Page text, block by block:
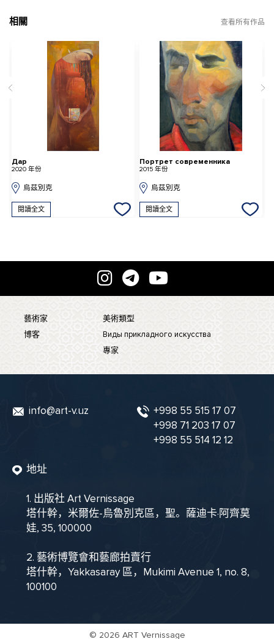
相關 查看所有作品
Дар
2020 年份
烏茲別克
閱讀全文
Портрет современника
2015 年份
烏茲別克
閱讀全文
藝術家
博客
美術類型
Виды прикладного искусства
專家
info@art-v.uz
+998 55 515 17 07
+998 71 203 17 07
+998 55 514 12 12
地址
1. 出版社 Art Vernissage
塔什幹，米爾佐-烏魯別克區，聖。薩迪卡·阿齊莫
娃, 35, 100000
2. 藝術博覽會和藝廊拍賣行
塔什幹，Yakkasaray 區，Mukimi Avenue 1, no. 8,
100100
© 2026 ART Vernissage